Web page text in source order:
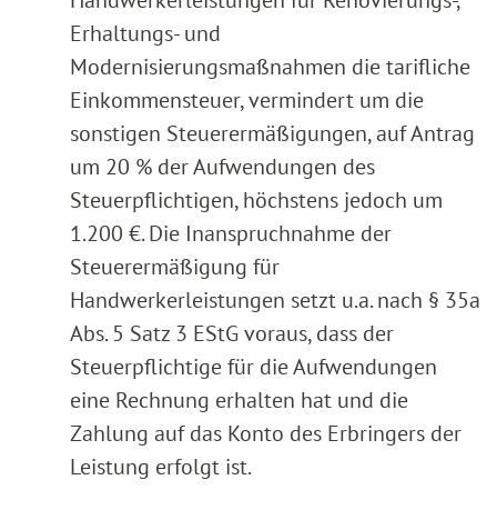
Erhaltungs- und
Modernisierungsmaßnahmen die tarifliche
Einkommensteuer, vermindert um die
sonstigen Steuerermäßigungen, auf Antrag
um 20 % der Aufwendungen des
Steuerpflichtigen, höchstens jedoch um
1.200 €. Die Inanspruchnahme der
Steuerermäßigung für
Handwerkerleistungen setzt u.a. nach § 35a
Abs. 5 Satz 3 EStG voraus, dass der
Steuerpflichtige für die Aufwendungen
eine Rechnung erhalten hat und die
Zahlung auf das Konto des Erbringers der
Leistung erfolgt ist.